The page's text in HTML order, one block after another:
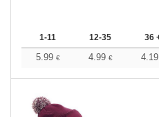
1-11 12-35 36
5.99 € 4.99 € 4.19